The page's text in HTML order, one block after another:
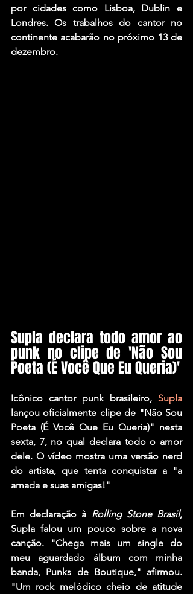
por cidades como Lisboa, Dublin e
Londres. Os trabalhos do cantor no
continente acabarão no próximo 13 de
dezembro.
Supla declara todo amor ao
punk no clipe de 'Não Sou
Poeta (É Você Que Eu Queria)'
Icônico cantor punk brasileiro, Supla
lançou oficialmente clipe de "Não Sou
Poeta (É Você Que Eu Queria)" nesta
sexta, 7, no qual declara todo o amor
dele. O vídeo mostra uma versão nerd
do artista, que tenta conquistar a "a
amada e suas amigas!"
Em declaração à Rolling Stone Brasil
Supla falou um pouco sobre a nova
canção. "Chega mais um single do
meu aguardado álbum com minha
banda, Punks de Boutique," afirmou.
"Um rock melódico cheio de atitude